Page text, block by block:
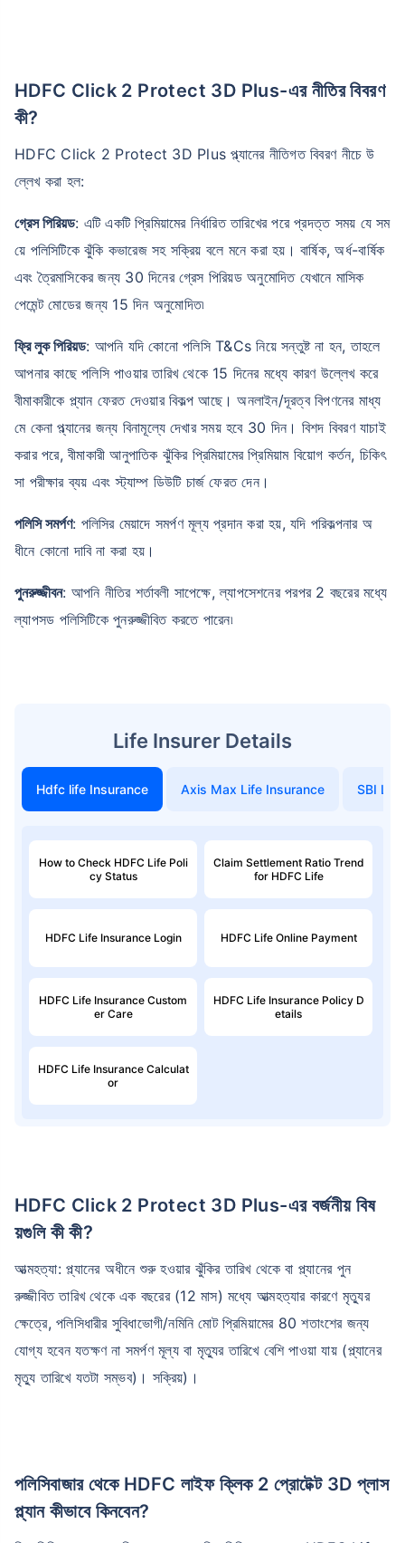
HDFC Click 2 Protect 3D Plus-এর নীতির বিবরণ
কী?
HDFC Click 2 Protect 3D Plus প্ল্যানের নীতিগত বিবরণ নীচে উ
ল্লেখ করা হল:
গ্রেস পিরিয়ড: এটি একটি প্রিমিয়ামের নির্ধারিত তারিখের পরে প্রদত্ত সময় যে সম
য়ে পলিসিটিকে ঝুঁকি কভারেজ সহ সক্রিয় বলে মনে করা হয়। বার্ষিক, অর্ধ-বার্ষিক
এবং ত্রৈমাসিকের জন্য 30 দিনের গ্রেস পিরিয়ড অনুমোদিত যেখানে মাসিক
পেমেন্ট মোডের জন্য 15 দিন অনুমোদিত৷
ফ্রি লুক পিরিয়ড: আপনি যদি কোনো পলিসি T&Cs নিয়ে সন্তুষ্ট না হন, তাহলে
আপনার কাছে পলিসি পাওয়ার তারিখ থেকে 15 দিনের মধ্যে কারণ উল্লেখ করে
বীমাকারীকে প্ল্যান ফেরত দেওয়ার বিকল্প আছে। অনলাইন/দূরত্ব বিপণনের মাধ্য
মে কেনা প্ল্যানের জন্য বিনামূল্যে দেখার সময় হবে 30 দিন। বিশদ বিবরণ যাচাই
করার পরে, বীমাকারী আনুপাতিক ঝুঁকির প্রিমিয়ামের প্রিমিয়াম বিয়োগ কর্তন, চিকিৎ
সা পরীক্ষার ব্যয় এবং স্ট্যাম্প ডিউটি ​​চার্জ ফেরত দেন।
পলিসি সমর্পণ: পলিসির মেয়াদে সমর্পণ মূল্য প্রদান করা হয়, যদি পরিকল্পনার অ
ধীনে কোনো দাবি না করা হয়।
পুনরুজ্জীবন: আপনি নীতির শর্তাবলী সাপেক্ষে, ল্যাপসেশনের পরপর 2 বছরের মধ্যে
ল্যাপসড পলিসিটিকে পুনরুজ্জীবিত করতে পারেন৷
Life Insurer Details
Hdfc life Insurance Axis Max Life Insurance SBI
How to Check HDFC Life Poli
cy Status
Claim Settlement Ratio Trend
for HDFC Life
HDFC Life Insurance Login HDFC Life Online Payment
HDFC Life Insurance Custom
er Care
HDFC Life Insurance Policy D
etails
HDFC Life Insurance Calculat
or
HDFC Click 2 Protect 3D Plus-এর বর্জনীয় বিষ
য়গুলি কী কী?
আত্মহত্যা: প্ল্যানের অধীনে শুরু হওয়ার ঝুঁকির তারিখ থেকে বা প্ল্যানের পুন
রুজ্জীবিত তারিখ থেকে এক বছরের (12 মাস) মধ্যে আত্মহত্যার কারণে মৃত্যুর
ক্ষেত্রে, পলিসিধারীর সুবিধাভোগী/নমিনি মোট প্রিমিয়ামের 80 শতাংশের জন্য
যোগ্য হবেন যতক্ষণ না সমর্পণ মূল্য বা মৃত্যুর তারিখে বেশি পাওয়া যায় (প্ল্যানের
মৃত্যু তারিখে যতটা সম্ভব)। সক্রিয়)।
পলিসিবাজার থেকে HDFC লাইফ ক্লিক 2 প্রোটেক্ট 3D প্লাস
প্ল্যান কীভাবে কিনবেন?